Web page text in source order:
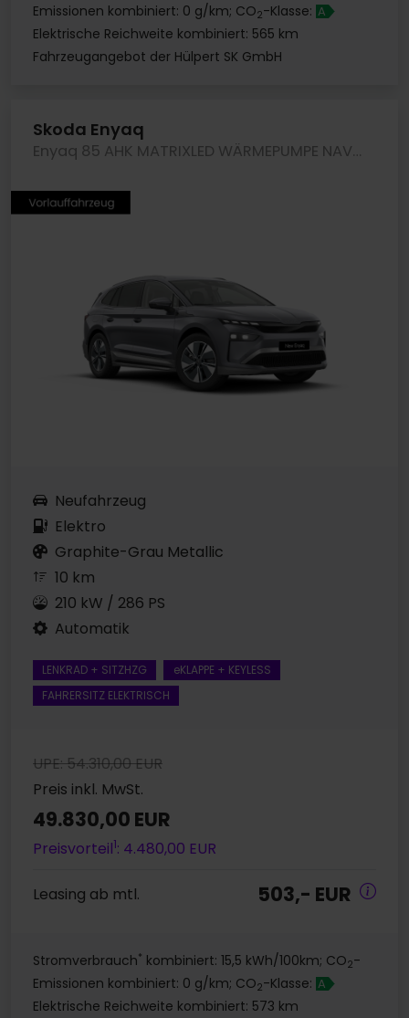
Emissionen kombiniert: 0 g/km; CO2-Klasse: A
Elektrische Reichweite kombiniert: 565 km
Fahrzeugangebot der Hülpert SK GmbH
Skoda Enyaq
Enyaq 85 AHK MATRIXLED WÄRMEPUMPE NAVI CAM LM19
Neufahrzeug
Elektro
Graphite-Grau Metallic
10 km
210 kW / 286 PS
Automatik
LENKRAD + SITZHZG
eKLAPPE + KEYLESS
FAHRERSITZ ELEKTRISCH
UPE: 54.310,00 EUR
Preis inkl. MwSt.
49.830,00 EUR
Preisvorteil1: 4.480,00 EUR
Leasing ab mtl. 503,- EUR
Stromverbrauch* kombiniert: 15,5 kWh/100km; CO2-
Emissionen kombiniert: 0 g/km; CO2-Klasse: A
Elektrische Reichweite kombiniert: 573 km